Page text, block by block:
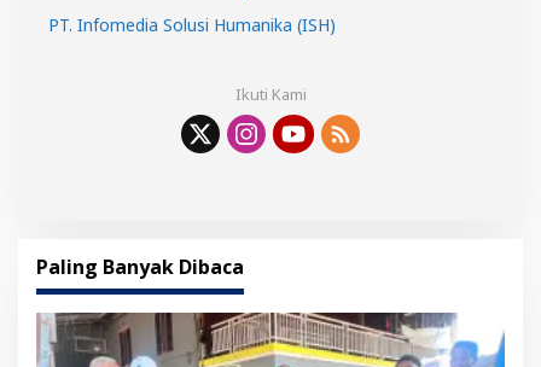
PT. Infomedia Solusi Humanika (ISH)
Ikuti Kami
Paling Banyak Dibaca